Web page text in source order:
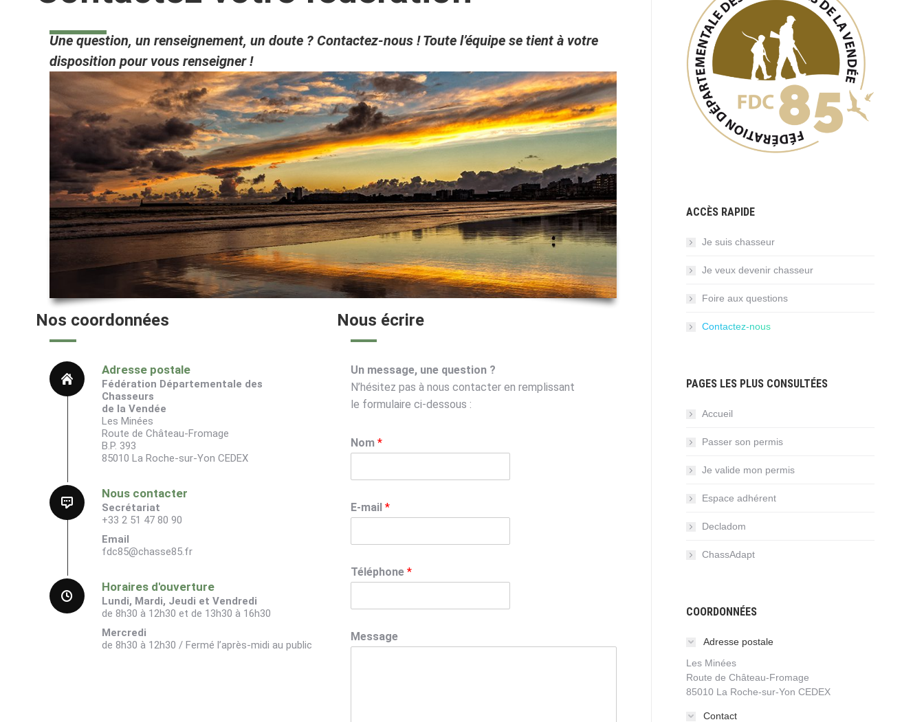
Une question, un renseignement, un doute ? Contactez-nous ! Toute l’équipe se tient à votre
disposition pour vous renseigner !
Nos coordonnées
Adresse postale
Fédération Départementale des
Chasseurs
de la Vendée
Les Minées
Route de Château-Fromage
B.P. 393
85010 La Roche-sur-Yon CEDEX
Nous contacter
Secrétariat
+33 2 51 47 80 90
Email
fdc85@chasse85.fr
Horaires d'ouverture
Lundi, Mardi, Jeudi et Vendredi
de 8h30 à 12h30 et de 13h30 à 16h30
Mercredi
de 8h30 à 12h30 / Fermé l’après-midi au public
Nous écrire
Un message, une question ?
N’hésitez pas à nous contacter en remplissant
le formulaire ci-dessous :
Nom *
E-mail *
Téléphone *
Message
ACCÈS RAPIDE
Je suis chasseur
Je veux devenir chasseur
Foire aux questions
Contactez-nous
PAGES LES PLUS CONSULTÉES
Accueil
Passer son permis
Je valide mon permis
Espace adhérent
Decladom
ChassAdapt
COORDONNÉES
Adresse postale
Les Minées
Route de Château-Fromage
85010 La Roche-sur-Yon CEDEX
Contact